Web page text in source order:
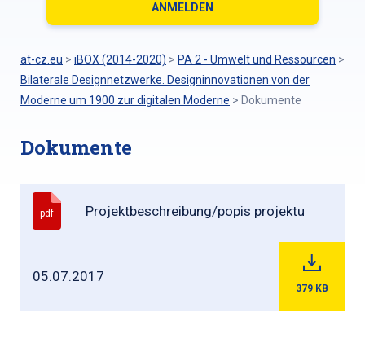
at-cz.eu > iBOX (2014-2020) > PA 2 - Umwelt und Ressourcen >
Bilaterale Designnetzwerke. Designinnovationen von der
Moderne um 1900 zur digitalen Moderne > Dokumente
Dokumente
pdf Projektbeschreibung/popis projektu
05.07.2017
379 KB